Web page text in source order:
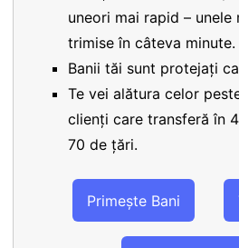
uneori mai rapid – unele
trimise în câteva minute.
Banii tăi sunt protejați
Te vei alătura celor
clienți care transferă în
70 de țări.
Primește Bani